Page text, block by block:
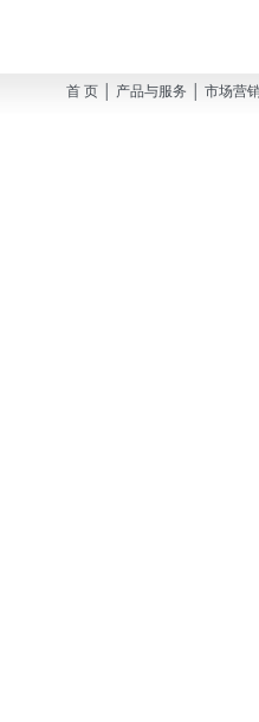
首 页 │ 产品与服务 │ 市场营